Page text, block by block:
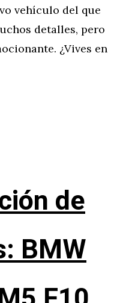
vehículo del que
detalles, pero
¿Vives en
de
BMW